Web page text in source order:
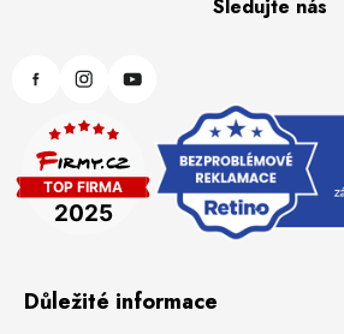
Sledujte nás
Důležité informace